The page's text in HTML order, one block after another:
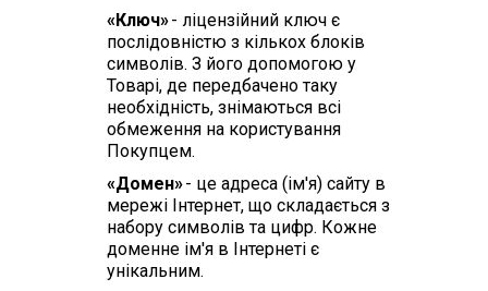
«Ключ»- ліцензійний ключ є
послідовністю з кількох блоків
символів. З його допомогою у
Товарі, де передбачено таку
необхідність, знімаються всі
обмеження на користування
Покупцем.
«Домен»- це адреса (ім'я) сайту в
мережі Інтернет, що складається з
набору символів та цифр. Кожне
доменне ім'я в Інтернеті є
унікальним.